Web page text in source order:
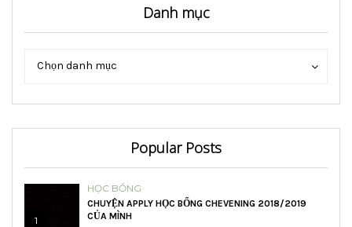
Danh mục
Chọn danh mục
Danh
Popular Posts
1
HỌC BỔNG
CHUYỆN APPLY HỌC BỔNG CHEVENING 2018/2019
CỦA MÌNH